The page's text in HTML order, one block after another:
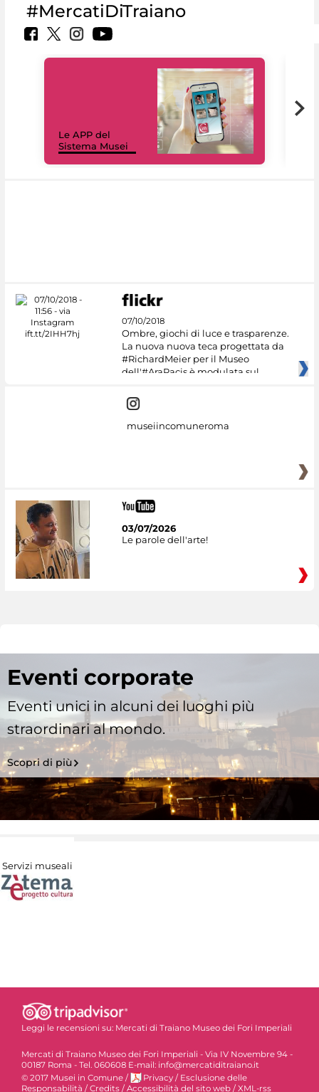
#MercatiDiTraiano
Le APP del
Sistema Musei
07/10/2018
Ombre, giochi di luce e trasparenze.
La nuova nuova teca progettata da
#RichardMeier per il Museo
dell'#AraPacis è modulata sul
museiincomuneroma
03/07/2026
Le parole dell'arte!
Eventi corporate
Eventi unici in alcuni dei luoghi più
straordinari al mondo.
Scopri di più
Servizi museali
Leggi le recensioni su: Mercati di Traiano Museo dei Fori Imperiali
Mercati di Traiano Museo dei Fori Imperiali - Via IV Novembre 94 -
00187 Roma - Tel. 060608 E-mail: info@mercatiditraiano.it
© 2017 Musei in Comune / Privacy / Esclusione delle
Responsabilità / Credits / Accessibilità del sito web / XML-rss